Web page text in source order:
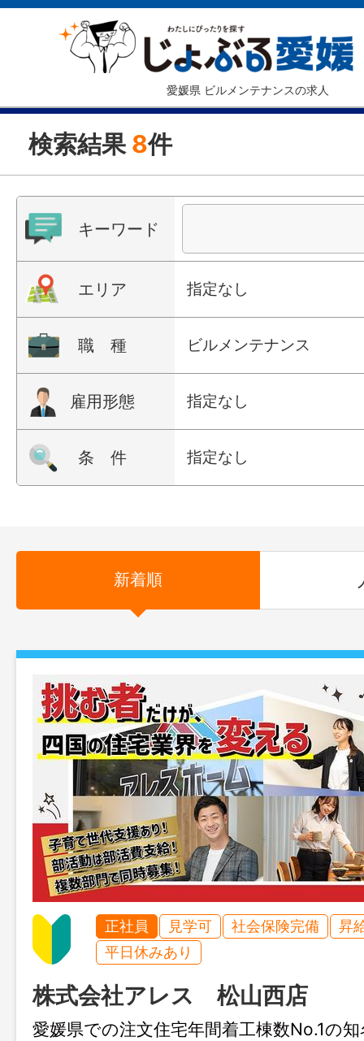
愛媛県 ビルメンテナンスの求人
検索結果 8件
キーワード
エリア 指定なし
職 種 ビルメンテナンス
雇用形態 指定なし
条 件 指定なし
新着順
正社員 見学可 社会保険完備
昇
平日休みあり
株式会社アレス 松山西店
愛媛県での注文住宅年間着工棟数No.1の